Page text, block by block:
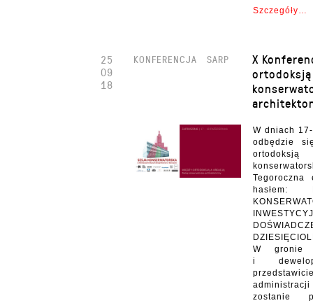
Szczegóły…
X
KONFERENCJA SARP
W dniach
odbędzie
hasłem:
W gronie
i
zostanie
25
09
18